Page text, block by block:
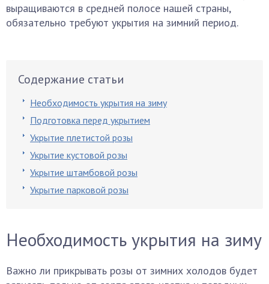
выращиваются в средней полосе нашей страны,
обязательно требуют укрытия на зимний период.
Содержание статьи
Необходимость укрытия на зиму
Подготовка перед укрытием
Укрытие плетистой розы
Укрытие кустовой розы
Укрытие штамбовой розы
Укрытие парковой розы
Необходимость укрытия на зиму
Важно ли прикрывать розы от зимних холодов будет